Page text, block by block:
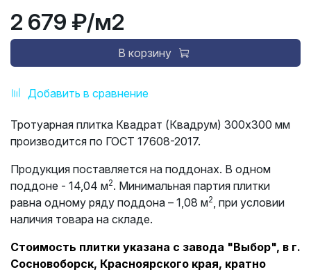
Добавить в сравнение
2 679 ₽/м2
В корзину
Тротуарная плитка Квадрат (Квадрум) 300х300 мм
производится по ГОСТ 17608-2017.
Продукция поставляется на поддонах. В одном
поддоне - 14,04 м2. Минимальная партия плитки
равна одному ряду поддона – 1,08 м2 , при условии
наличия товара на складе.
Стоимость плитки указана с завода "Выбор", в г.
Сосновоборск, Красноярского края, кратно